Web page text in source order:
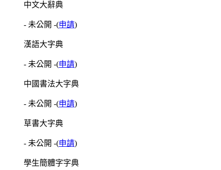
中文大辭典
- 未公開 -(申請)
漢語大字典
- 未公開 -(申請)
中國書法大字典
- 未公開 -(申請)
草書大字典
- 未公開 -(申請)
學生簡體字字典